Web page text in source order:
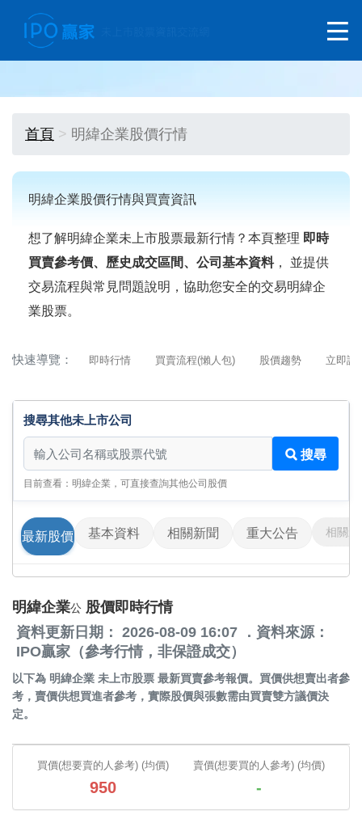
首頁 明緯企業股價行情
明緯企業股價行情與買賣資訊
想了解明緯企業未上市股票最新行情？本頁整理 即時
買賣參考價、歷史成交區間、公司基本資料， 並提供
交易流程與常見問題說明，協助您安全的交易明緯企
業股票。
快速導覽： 即時行情 買賣流程(懶人包) 股價趨勢 立即詢
搜尋其他未上市公司
搜尋其他未上市公司
搜尋
目前查看：明緯企業，可直接查詢其他公司股價
最新股價 基本資料 相關新聞 重大公告 相關影
明緯企業公 股價即時行情
資料更新日期： 2026-08-09 16:07 ．資料來源：
IPO贏家（參考行情，非保證成交）
以下為 明緯企業 未上市股票 最新買賣參考報價。買價供想賣出者參
考，賣價供想買進者參考，實際股價與張數需由買賣雙方議價決
定。
買價(想要賣的人參考) (均價)
950
賣價(想要買的人參考) (均價)
-